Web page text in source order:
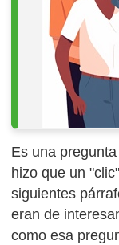
Es una
hizo que un
siguientes
eran de
como esa